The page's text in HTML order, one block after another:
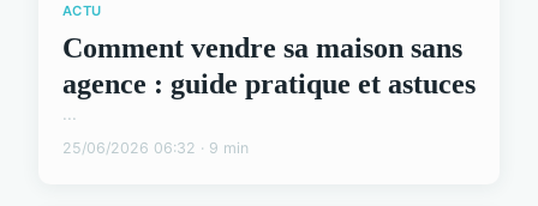
ACTU
Comment vendre sa maison sans
agence : guide pratique et astuces
...
25/06/2026 06:32 · 9 min